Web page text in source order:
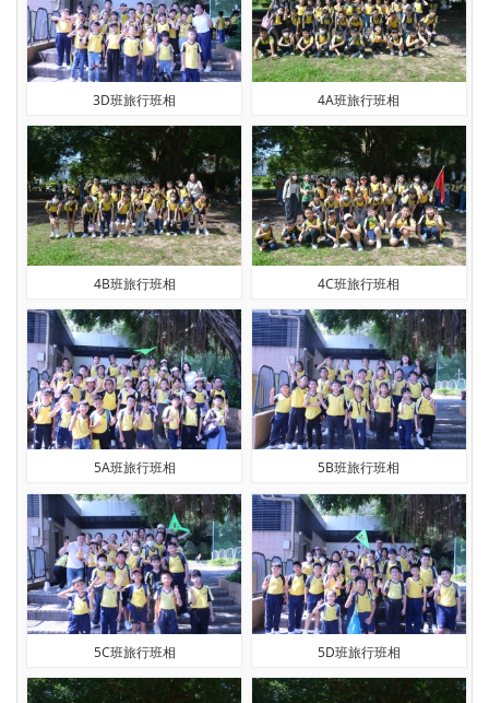
3D班旅行班相 4A班旅行班相
4B班旅行班相 4C班旅行班相
5A班旅行班相 5B班旅行班相
5C班旅行班相 5D班旅行班相